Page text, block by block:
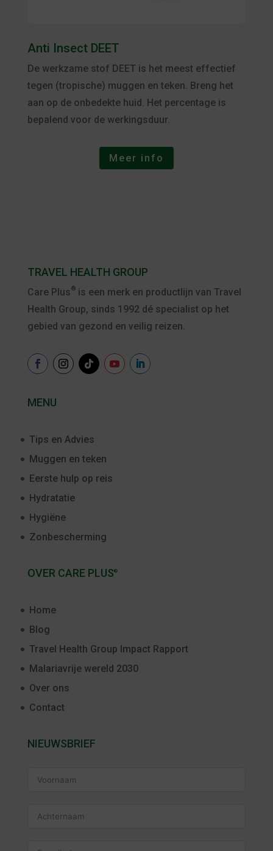
Anti Insect DEET
De werkzame stof DEET is het meest effectief
tegen (tropische) muggen en teken. Breng het
aan op de onbedekte huid. Het percentage is
bepalend voor de werkingsduur.
Meer info
TRAVEL HEALTH GROUP
Care Plus®is een merk en productlijn van Travel
Health Group, sinds 1992 dé specialist op het
gebied van gezond en veilig reizen.
MENU
Tips en Advies
Muggen en teken
Eerste hulp op reis
Hydratatie
Hygiëne
Zonbescherming
OVER CARE PLUS®
Home
Blog
Travel Health Group Impact Rapport
Malariavrije wereld 2030
Over ons
Contact
NIEUWSBRIEF